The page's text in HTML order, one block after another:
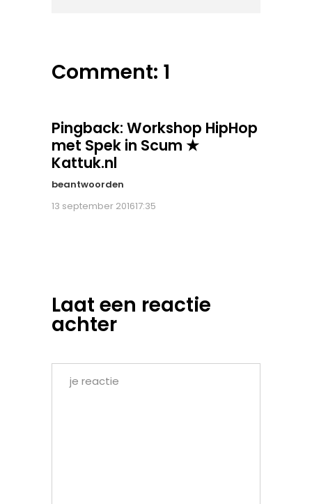
Comment: 1
Pingback: Workshop HipHop
met Spek in Scum ★
Kattuk.nl
beantwoorden
13 september 201617:35
Laat een reactie
achter